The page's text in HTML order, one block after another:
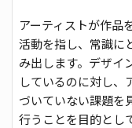
アーティストが作品
活動を指し、常識に
み出します。デザイ
しているのに対し、
づいていない課題を
行うことを⽬的とし